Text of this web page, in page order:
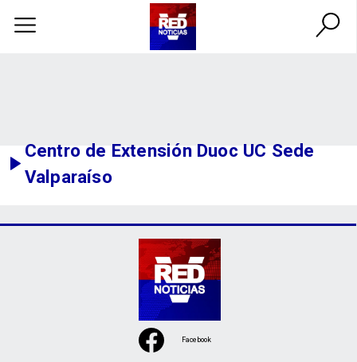
Centro de Extensión Duoc UC Sede
Valparaíso
Facebook